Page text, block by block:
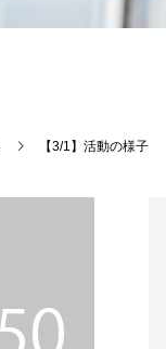
【3/1】活動の様子